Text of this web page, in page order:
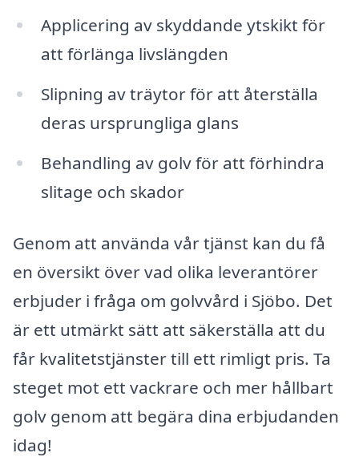
Applicering av skyddande ytskikt för
att förlänga livslängden
Slipning av träytor för att återställa
deras ursprungliga glans
Behandling av golv för att förhindra
slitage och skador
Genom att använda vår tjänst kan du få
en översikt över vad olika leverantörer
erbjuder i fråga om golvvård i Sjöbo. Det
är ett utmärkt sätt att säkerställa att du
får kvalitetstjänster till ett rimligt pris. Ta
steget mot ett vackrare och mer hållbart
golv genom att begära dina erbjudanden
idag!